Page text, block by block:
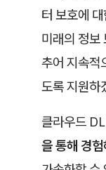
터 보호에
미래의 정보
추어 지속적
도록 지원하
클라우드
을 통해 경